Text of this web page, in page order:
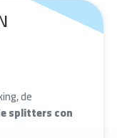
de
splitters con